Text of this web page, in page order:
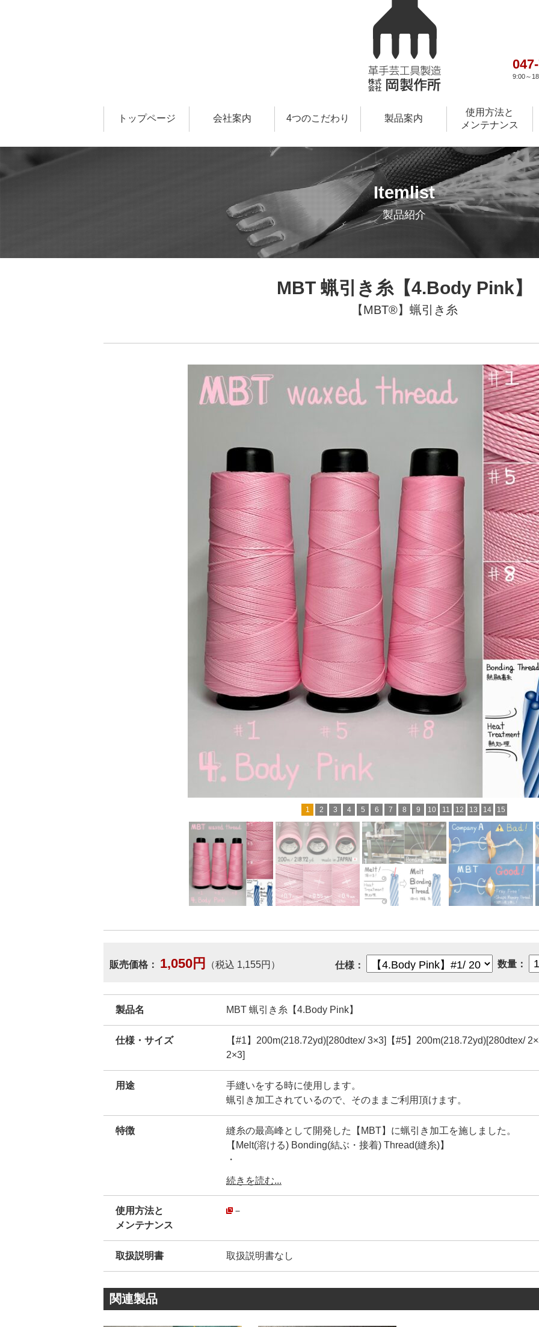
9:00～
トップページ 会社案内 4つのこだわり 製品案内
使用方法と
メンテナンス
Itemlist
製品紹介
MBT 蝋引き糸【4.Body Pink】
【MBT®︎】蝋引き糸
1 2 3 4 5 6 7 8 9 10 11 12 13 14 15
販売価格： 1,050円 （税込 1,155円） 仕様： 数量：
製品名 MBT 蝋引き糸【4.Body Pink】
仕様・サイズ
【#1】200m(218.72yd)[280dtex/ 3×3]【#5】200m(218.72yd)[280dtex/
2×3]
用途
手縫いをする時に使用します。
蝋引き加工されているので、そのままご利用頂けます。
特徴
縫糸の最高峰として開発した【MBT】に蝋引き加工を施しました。
【Melt(溶ける) Bonding(結ぶ・接着) Thread(縫糸)】
・
ーMBTとはー
撚り加工の際、3本糸の中心に【熱融着糸(ボンド糸)】を入れ込んだ後、
その為、撚りを開いても【形状記憶】の様に糸が元の撚りに戻ろうとし
ー蝋引き加工についてー
手に付着する蝋の【ベタ付きを抑え】ながらも、手縫い時の【糸の浮
指しました。
続きを読む...
使用方法と
メンテナンス
－
取扱説明書 取扱説明書なし
関連製品